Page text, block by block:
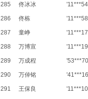
285 佟冰冰 '11***54
286 佟栋 '11***58
287 童峥 '11***17
288 万博宣 '11***19
289 万成程 '53***70
290 万倬铭 '41***16
291 王保良 '11***10